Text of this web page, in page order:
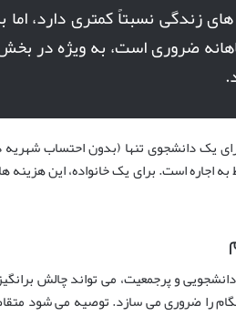
زندگی نسبتاً کمتری دارد، اما
ضروری است، به ویژه در
برآورد هزینه ماهانه برای یک دانشجوی تنها (بدون
به اجاره است. برای یک خانواده، این
و پرجمعیت، می تواند چالش